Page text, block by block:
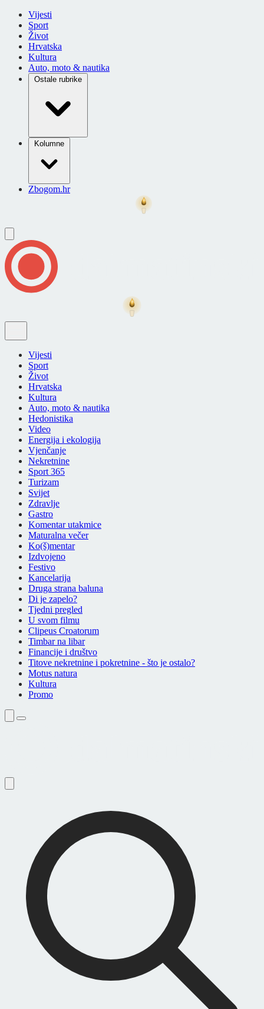
Vijesti
Sport
Život
Hrvatska
Kultura
Auto, moto & nautika
Ostale rubrike
Kolumne
Zbogom.hr
Vijesti
Sport
Život
Hrvatska
Kultura
Auto, moto & nautika
Hedonistika
Video
Energija i ekologija
Vjenčanje
Nekretnine
Sport 365
Turizam
Svijet
Zdravlje
Gastro
Komentar utakmice
Maturalna večer
Ko(š)mentar
Izdvojeno
Festivo
Kancelarija
Druga strana baluna
Di je zapelo?
Tjedni pregled
U svom filmu
Clipeus Croatorum
Timbar na libar
Financije i društvo
Titove nekretnine i pokretnine - što je ostalo?
Motus natura
Kultura
Promo